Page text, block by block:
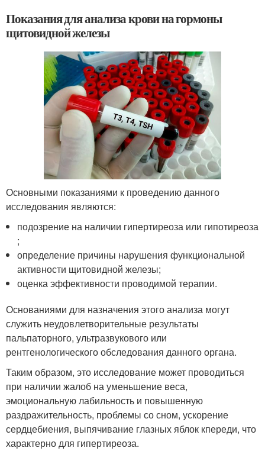
Показания для анализа крови на гормоны
щитовидной железы
Основными показаниями к проведению данного
исследования являются:
подозрение на наличии гипертиреоза или гипотиреоза
;
определение причины нарушения функциональной
активности щитовидной железы;
оценка эффективности проводимой терапии.
Основаниями для назначения этого анализа могут
служить неудовлетворительные результаты
пальпаторного, ультразвукового или
рентгенологического обследования данного органа.
Таким образом, это исследование может проводиться
при наличии жалоб на уменьшение веса,
эмоциональную лабильность и повышенную
раздражительность, проблемы со сном, ускорение
сердцебиения, выпячивание глазных яблок кпереди, что
характерно для гипертиреоза.